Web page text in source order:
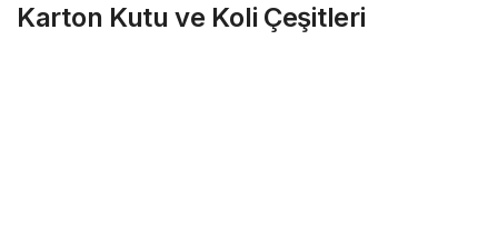
Karton Kutu ve Koli Çeşitleri